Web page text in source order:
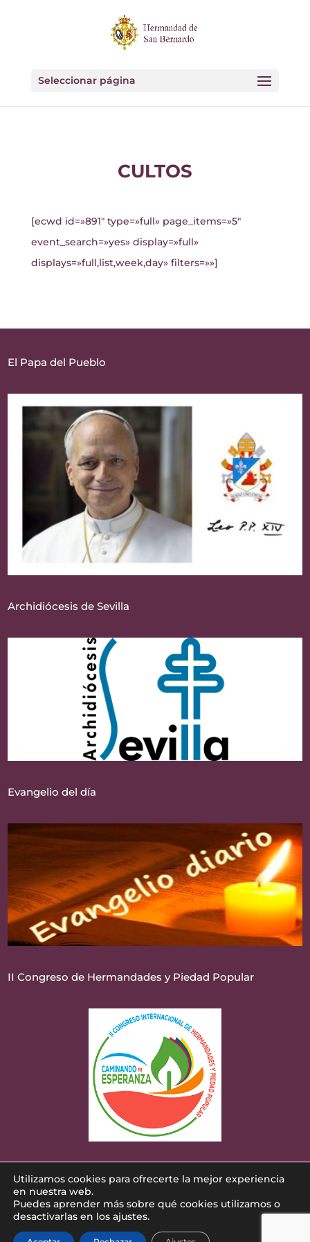
Seleccionar página
CULTOS
[ecwd id=»891″ type=»full» page_items=»5″
event_search=»yes» display=»full»
displays=»full,list,week,day» filters=»»]
El Papa del Pueblo
Archidiócesis de Sevilla
Evangelio del día
II Congreso de Hermandades y Piedad Popular
Diseñado poriNova Cloud. Una empresa de
Grupo iNova©Todos los derechos reservados.|
Utilizamos cookies para ofrecerte la mejor experiencia
en nuestra web.
Puedes aprender más sobre qué cookies utilizamos o
desactivarlas en los ajustes.